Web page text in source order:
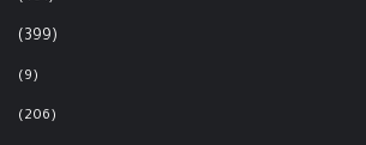
(399)
(9)
(206)